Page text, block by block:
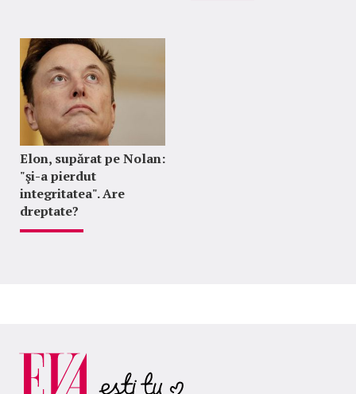
Elon, supărat pe Nolan:
"şi-a pierdut
integritatea". Are
dreptate?